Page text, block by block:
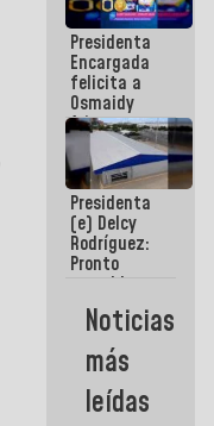
fondos de
emergencia
post-sismos
Presidenta
Encargada
felicita a
Osmaidy
Arias y
Giraly
Marcano por
hacer
historia en
los
Centroamericanos
Presidenta
(e) Delcy
Rodríguez:
Pronto
restableceremos
las
operaciones
Aeropuerto
Internacional
de
Noticias
más
leídas